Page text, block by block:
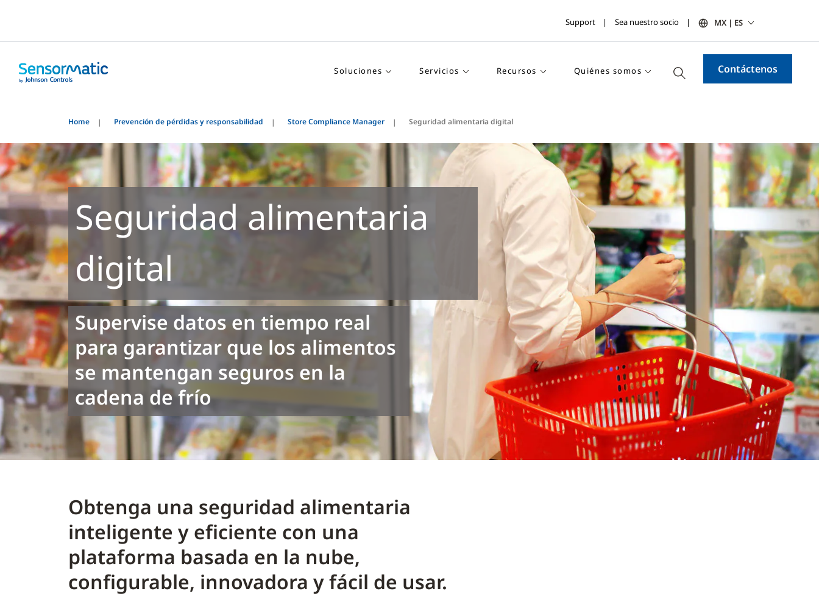
Support Sea nuestro socio MX | ES
Soluciones Servicios Recursos Quiénes somos Contáctenos
Home Prevención de pérdidas y responsabilidad Store Compliance Manager Seguridad alimentaria digital
Seguridad alimentaria
digital
Supervise datos en tiempo real
para garantizar que los alimentos
se mantengan seguros en la
cadena de frío
Obtenga una seguridad alimentaria
inteligente y eficiente con una
plataforma basada en la nube,
configurable, innovadora y fácil de usar.